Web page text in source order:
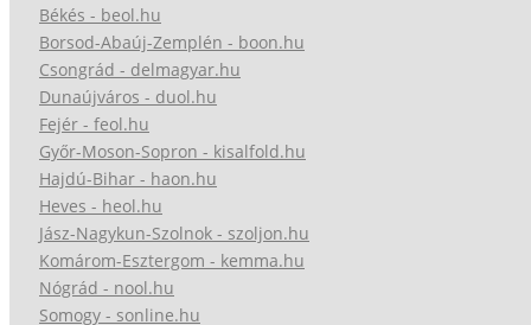
Békés - beol.hu
Borsod-Abaúj-Zemplén - boon.hu
Csongrád - delmagyar.hu
Dunaújváros - duol.hu
Fejér - feol.hu
Győr-Moson-Sopron - kisalfold.hu
Hajdú-Bihar - haon.hu
Heves - heol.hu
Jász-Nagykun-Szolnok - szoljon.hu
Komárom-Esztergom - kemma.hu
Nógrád - nool.hu
Somogy - sonline.hu